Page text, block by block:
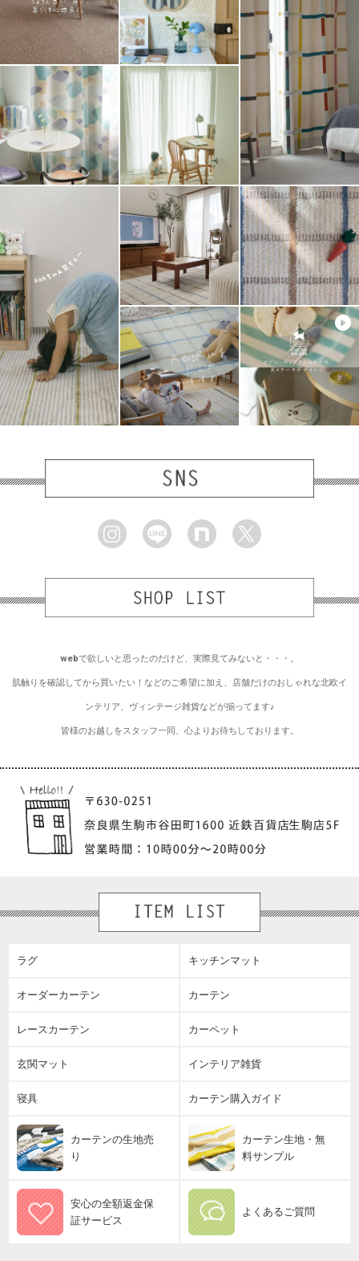
webで欲しいと思ったのだけど、実際見てみないと・・・。
肌触りを確認してから買いたい！などのご希望に加え、店舗だけのおしゃれな北欧イ
ンテリア、ヴィンテージ雑貨などが揃ってます♪
皆様のお越しをスタッフ一同、心よりお待ちしております。
ラグ キッチンマット
オーダーカーテン カーテン
レースカーテン カーペット
玄関マット インテリア雑貨
寝具 カーテン購入ガイド
カーテンの生地売
り
カーテン生地・無
料サンプル
安心の全額返金保
証サービス
よくあるご質問